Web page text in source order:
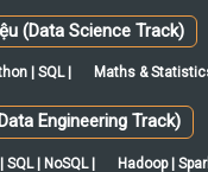
(Data Science Track)
| SQL | Maths &
Engineering Track)
| NoSQL | Hadoop |